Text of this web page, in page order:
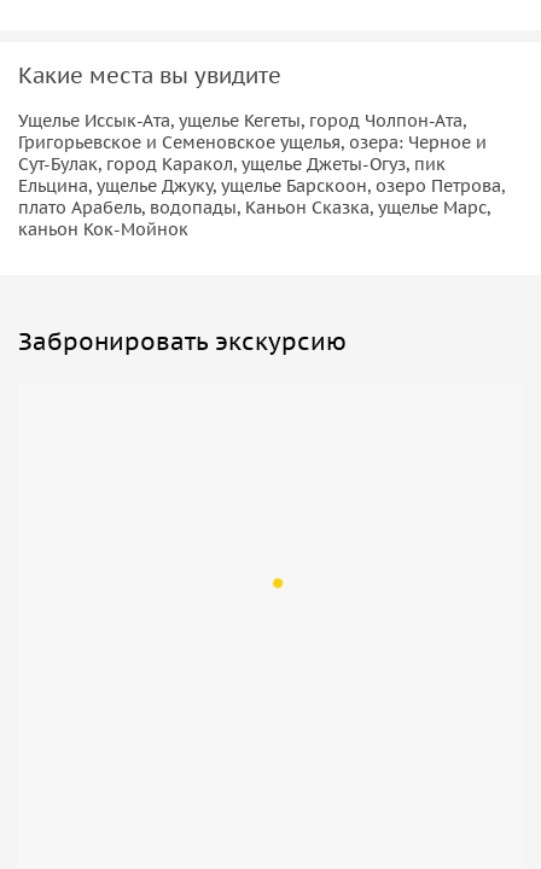
Какие места вы увидите
Ущелье Иссык-Ата, ущелье Кегеты, город Чолпон-Ата,
Григорьевское и Семеновское ущелья, озера: Черное и
Сут-Булак, город Каракол, ущелье Джеты-Огуз, пик
Ельцина, ущелье Джуку, ущелье Барскоон, озеро Петрова,
плато Арабель, водопады, Каньон Сказка, ущелье Марс,
каньон Кок-Мойнок
Забронировать экскурсию